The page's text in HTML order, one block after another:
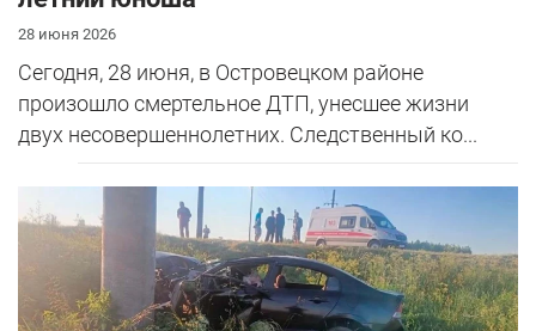
28 июня 2026
Сегодня, 28 июня, в Островецком районе
произошло смертельное ДТП, унесшее жизни
двух несовершеннолетних. Следственный ко...